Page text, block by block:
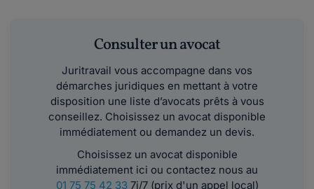
Consulter un avocat
Juritravail vous accompagne dans vos
démarches juridiques en mettant à votre
disposition une liste d’avocats prêts à vous
conseillez. Choisissez un avocat disponible
immédiatement ou demandez un devis.
Choisissez un avocat disponible
immédiatement ici ou contactez nous au
01 75 75 42 337j/7 (prix d'un appel local)